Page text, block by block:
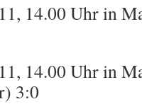
14.00 Uhr in
14.00 Uhr in
3:0